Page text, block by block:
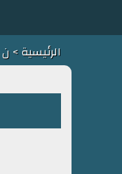
الرئيسية> ن